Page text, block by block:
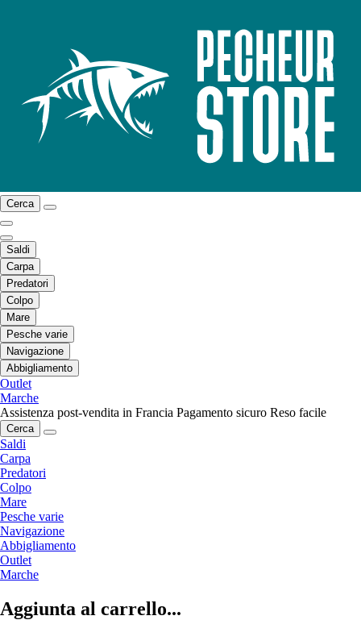
Cerca
Saldi
Carpa
Predatori
Colpo
Mare
Pesche varie
Navigazione
Abbigliamento
Outlet
Marche
Assistenza post-vendita in Francia Pagamento sicuro Reso facile
Cerca
Saldi
Carpa
Predatori
Colpo
Mare
Pesche varie
Navigazione
Abbigliamento
Outlet
Marche
Aggiunta al carrello...